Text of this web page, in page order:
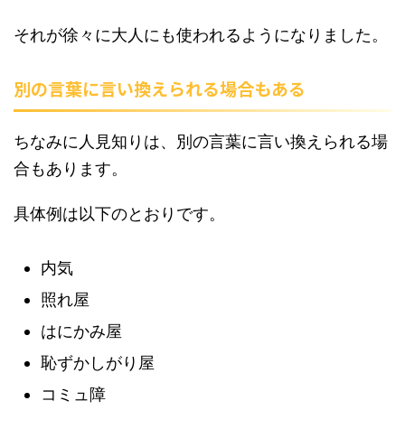
それが徐々に大人にも使われるようになりました。
別の言葉に言い換えられる場合もある
ちなみに人見知りは、別の言葉に言い換えられる場
合もあります。
具体例は以下のとおりです。
内気
照れ屋
はにかみ屋
恥ずかしがり屋
コミュ障